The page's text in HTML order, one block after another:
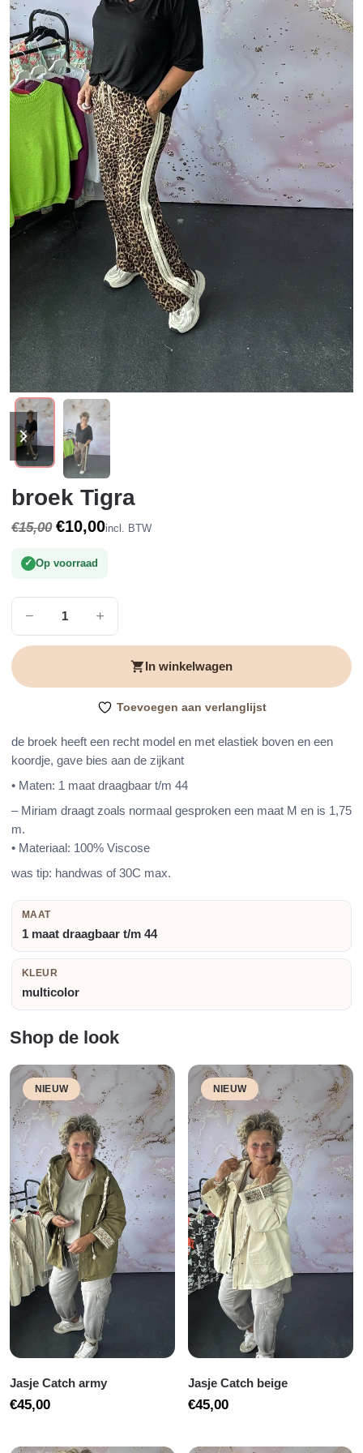
previous
slide
next
slide
broek Tigra
de broek heeft een recht model en met elastiek boven en een
koordje, gave bies aan de zijkant
• Maten: 1 maat draagbaar t/m 44
– Miriam draagt zoals normaal gesproken een maat M en is 1,75
m.
• Materiaal: 100% Viscose
was tip: handwas of 30C max.
€15,00
Oorspronkelijke
was:
€10,00
Huidige
is:
incl. BTW
Op voorraad
Tigra
aantal
In winkelwagen
Toevoegen aan verlanglijst
MAAT
1 maat draagbaar t/m 44
KLEUR
multicolor
Shop de look
NIEUW
Jasje Catch army
€45,00
NIEUW
Jasje Catch beige
€45,00